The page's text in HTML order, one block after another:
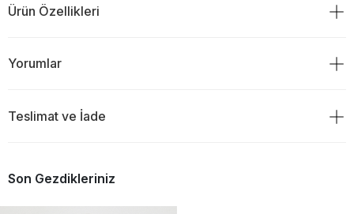
Ürün Özellikleri
Yorumlar
Ürün Değerlendirmeleri
Teslimat ve İade
Ürünü sipariş verdiğiniz gün saat 18:00 ve öncesi ise siparişiniz
Son Gezdikleriniz